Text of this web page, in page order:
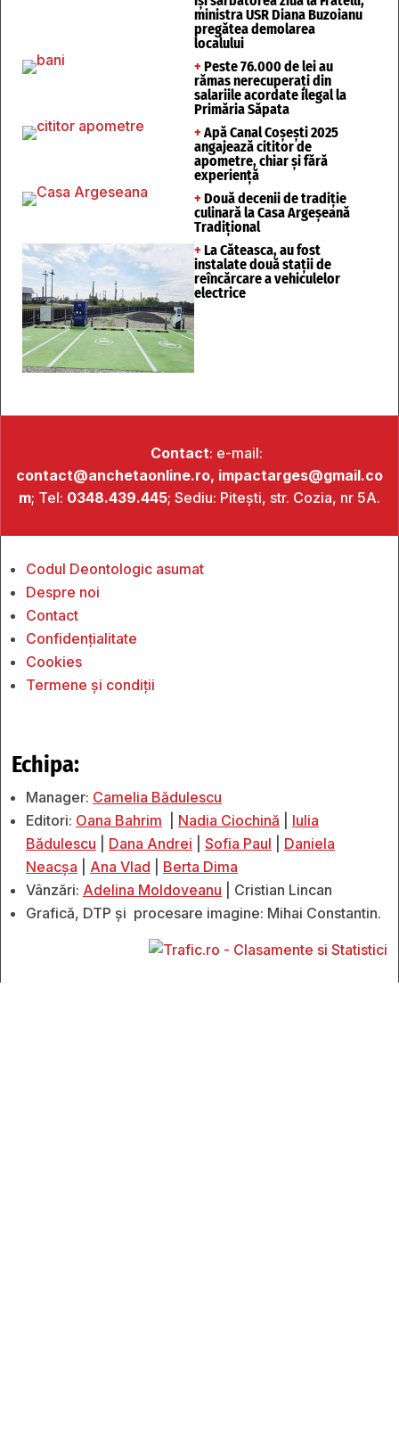
ministra USR Diana Buzoianu
pregătea demolarea
localului
+ Peste 76.000 de lei au
rămas nerecuperați din
salariile acordate ilegal la
Primăria Săpata
+ Apă Canal Coșești 2025
angajează cititor de
apometre, chiar și fără
experiență
+ Două decenii de tradiție
culinară la Casa Argeșeană
Tradițional
+ La Căteasca, au fost
instalate două stații de
reîncărcare a vehiculelor
electrice
Contact: e-mail:
contact@anchetaonline.ro, impactarges@gmail.co
m; Tel: 0348.439.445; Sediu: Pitești, str. Cozia, nr 5A.
Codul Deontologic asumat
Despre noi
Contact
Confidențialitate
Cookies
Termene și condiții
Echipa:
Manager: Camelia Bădulescu
Editori: Oana Bahrim Nadia Ciochină
Iulia
Bădulescu
Dana Andrei Sofia Paul
Daniela
Neacșa
Ana Vlad
Berta Dima
Vânzări: Adelina Moldoveanu | Cristian Lincan
Grafică, DTP și procesare imagine: Mihai Constantin.